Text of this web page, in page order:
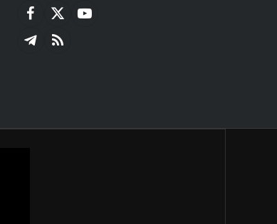
Facebook
X
(Twitter)
YouTube
TelegramRSS